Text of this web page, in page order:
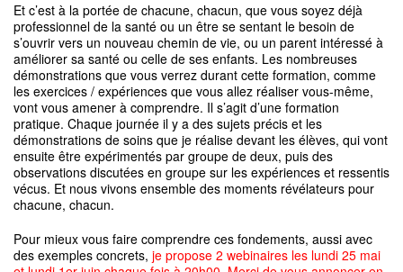
Et c’est à la portée de chacune, chacun, que vous soyez déjà
professionnel de la santé ou un être se sentant le besoin de
s’ouvrir vers un nouveau chemin de vie, ou un parent intéressé à
améliorer sa santé ou celle de ses enfants. Les nombreuses
démonstrations que vous verrez durant cette formation, comme
les exercices / expériences que vous allez réaliser vous-même,
vont vous amener à comprendre. Il s’agit d’une formation
pratique. Chaque journée il y a des sujets précis et les
démonstrations de soins que je réalise devant les élèves, qui vont
ensuite être expérimentés par groupe de deux, puis des
observations discutées en groupe sur les expériences et ressentis
vécus. Et nous vivons ensemble des moments révélateurs pour
chacune, chacun.
Pour mieux vous faire comprendre ces fondements, aussi avec
des exemples concrets, je propose 2 webinaires les lundi 25 mai